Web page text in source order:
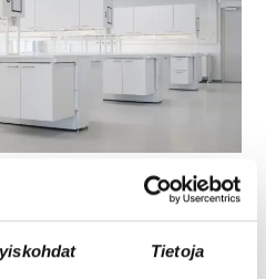
Tietoja
(OSA-